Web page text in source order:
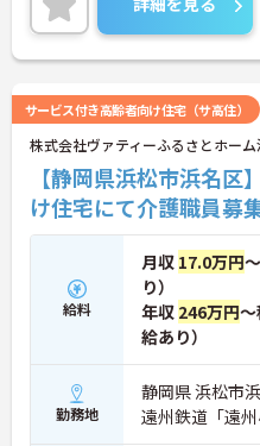
サービス付き高齢者向け住宅（サ高住）
株式会社ヴァティーふるさとホーム
【静岡県浜松市浜名
け住宅にて介護職員募
給料
月収 17.0万円
り）
年収 246万円
給あり）
勤務地
静岡県 浜松市
遠州鉄道「遠